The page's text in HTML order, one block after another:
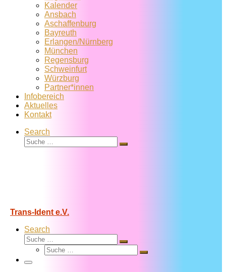
Kalender
Ansbach
Aschaffenburg
Bayreuth
Erlangen/Nürnberg
München
Regensburg
Schweinfurt
Würzburg
Partner*innen
Infobereich
Aktuelles
Kontakt
Search
Suche
Suche
Trans-Ident e.V.
Search
Suche
Suche
Suche
Suche
Menü